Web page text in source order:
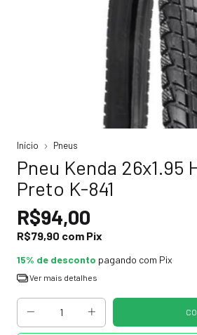
Início Pneus
Pneu Kenda 26x1.95
Preto K-841
R$94,00
R$79,90 com Pix
15% de desconto pagando com Pix
Ver mais detalhes